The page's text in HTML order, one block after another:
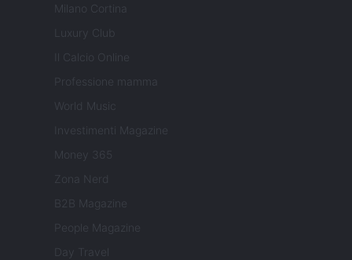
Milano Cortina
Luxury Club
Il Calcio Online
Professione mamma
World Music
Investimenti Magazine
Money 365
Zona Nerd
B2B Magazine
People Magazine
Day Travel